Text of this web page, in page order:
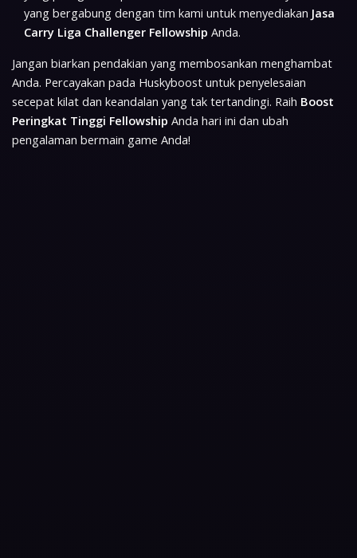
yang bergabung dengan tim kami untuk menyediakan Jasa
Carry Liga Challenger Fellowship Anda.
Jangan biarkan pendakian yang membosankan menghambat
Anda. Percayakan pada Huskyboost untuk penyelesaian
secepat kilat dan keandalan yang tak tertandingi. Raih Boost
Peringkat Tinggi Fellowship Anda hari ini dan ubah
pengalaman bermain game Anda!